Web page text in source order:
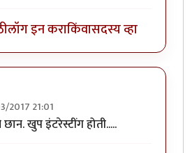
लॉग इन कराकिंवासदस्य व्हा
2017 21:01
खुप इंटरेस्टींग होती.....